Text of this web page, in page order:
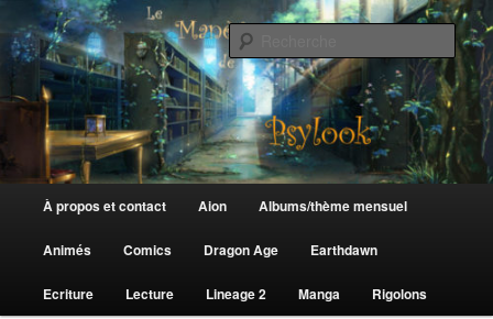
au
contenu
principalLe Manège de Psylook
principal
À propos et contact Aion Albums/thème mensuel
Animés Comics Dragon Age Earthdawn
Ecriture Lecture Lineage 2 Manga Rigolons